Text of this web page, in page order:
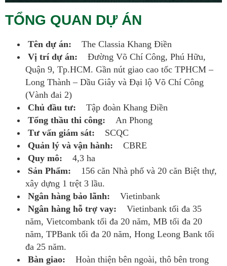
TỔNG QUAN DỰ ÁN
Tên dự án:
The Classia Khang Điền
Vị trí dự án:
Đường Võ Chí Công, Phú Hữu,
Quận 9, Tp.HCM. Gần nút giao cao tốc TPHCM –
Long Thành – Dầu Giây và Đại lộ Võ Chí Công
(Vành đai 2)
Chủ đầu tư:
Tập đoàn Khang Điền
Tổng thầu thi công: An Phong
Tư vấn giám sát:
SCQC
Quản lý và vận hành:
CBRE
Quy mô: 4,3 ha
Sản Phẩm:
156 căn Nhà phố và 20 căn Biệt thự,
xây dựng 1 trệt 3 lầu.
Ngân hàng bảo lãnh: Vietinbank
Ngân hàng hỗ trợ vay:
Vietinbank tối đa 35
năm, Vietcombank tối đa 20 năm, MB tối đa 20
năm, TPBank tối đa 20 năm, Hong Leong Bank tối
đa 25 năm.
Bàn giao:
Hoàn thiện bên ngoài, thô bên trong